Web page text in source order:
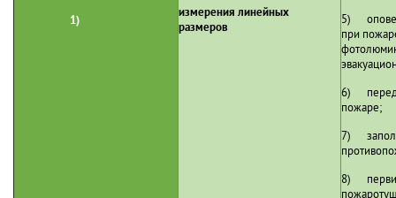
1)
измерения линейных
размеров
5)
при
6)
пожаре;
7)
8)